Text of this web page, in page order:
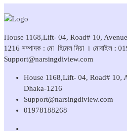
House 1168,Lift- 04, Road# 10,
1216 সম্পাদক : মো হিমেল মিয়া । মোবাইল :
Support@narsingdiview.com
House 1168,Lift- 04, Road# 10,
Dhaka-1216
Support@narsingdiview.com
01978188268